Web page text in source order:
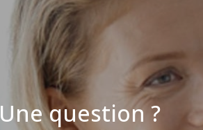
Une question ?